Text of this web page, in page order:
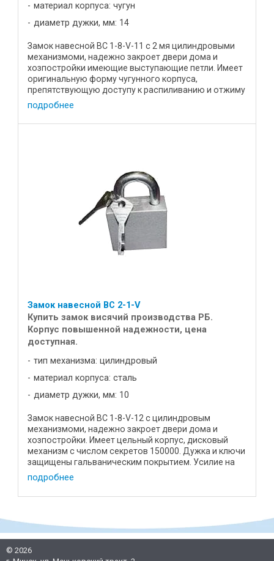
материал корпуса: чугун
диаметр дужки, мм: 14
Замок навесной ВС 1-8-V-11 с 2 мя цилиндровыми
механизмоми, надежно закроет двери дома и
хозпостройки имеющие выступающие петли. Имеет
оригинальную форму чугунного корпуса,
препятствующую доступу к распиливанию и отжиму
дужки. Характеистики: Цена, р ...
подробнее
Замок навесной ВС 2-1-V
Купить замок висячий производства РБ.
Корпус повышенной надежности, цена
доступная.
тип механизма: цилиндровый
материал корпуса: сталь
диаметр дужки, мм: 10
Замок навесной ВС 1-8-V-12 с цилиндровым
механизмоми, надежно закроет двери дома и
хозпостройки. Имеет цельный корпус, дисковый
механизм с числом секретов 150000. Дужка и ключи
защищены гальваническим покрытием. Усилие на
разрыв составляет не менее ...
подробнее
© 2026